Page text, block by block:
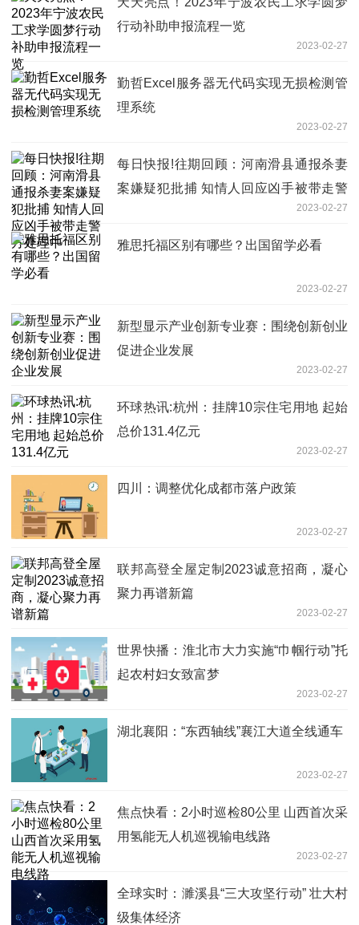
行动补助申报流程一览
2023-02-27
勤哲Excel服务器无代码实现无损检测管
理系统
2023-02-27
每日快报!往期回顾：河南滑县通报杀妻
案嫌疑犯批捕 知情人回应凶手被带走警
2023-02-27
雅思托福区别有哪些？出国留学必看
2023-02-27
新型显示产业创新专业赛：围绕创新创业
促进企业发展
2023-02-27
环球热讯:杭州：挂牌10宗住宅用地 起始
总价131.4亿元
2023-02-27
四川：调整优化成都市落户政策
2023-02-27
联邦高登全屋定制2023诚意招商，凝心
聚力再谱新篇
2023-02-27
世界快播：淮北市大力实施“巾帼行动”托
起农村妇女致富梦
2023-02-27
湖北襄阳：“东西轴线”襄江大道全线通车
2023-02-27
焦点快看：2小时巡检80公里 山西首次采
用氢能无人机巡视输电线路
2023-02-27
全球实时：濉溪县“三大攻坚行动” 壮大村
级集体经济